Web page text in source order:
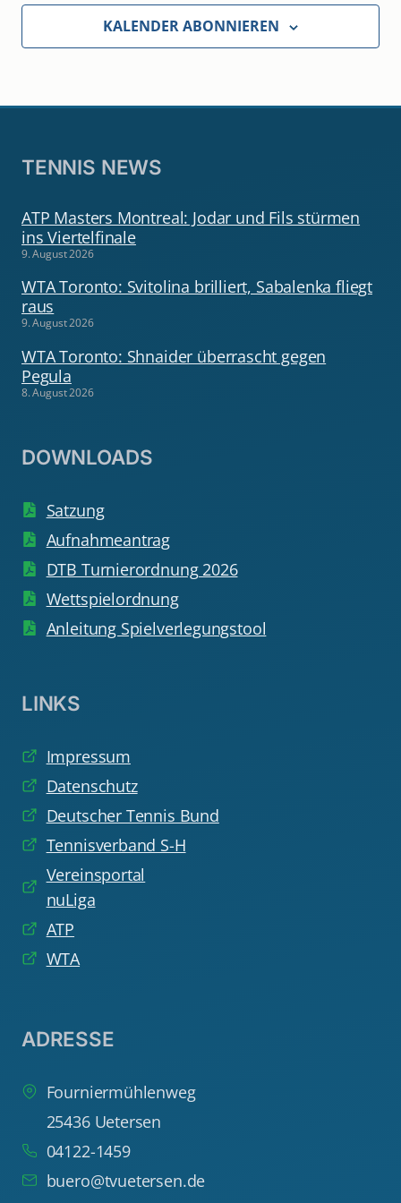
KALENDER ABONNIEREN
TENNIS NEWS
ATP Masters Montreal: Jodar und Fils stürmen
ins Viertelfinale
9. August 2026
WTA Toronto: Svitolina brilliert, Sabalenka fliegt
raus
9. August 2026
WTA Toronto: Shnaider überrascht gegen
Pegula
8. August 2026
DOWNLOADS
Satzung
Aufnahmeantrag
DTB Turnierordnung 2026
Wettspielordnung
Anleitung Spielverlegungstool
LINKS
Impressum
Datenschutz
Deutscher Tennis Bund
Tennisverband S-H
Vereinsportal
nuLiga
ATP
WTA
ADRESSE
Fourniermühlenweg
25436 Uetersen
04122-1459
buero@tvuetersen.de